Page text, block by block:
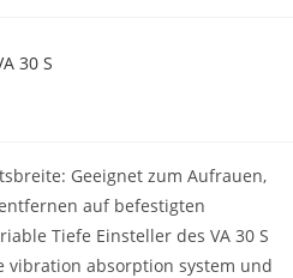
30 S
Geeignet zum Aufrauen,
auf befestigten
Tiefe Einsteller des VA 30 S
vibration absorption system und